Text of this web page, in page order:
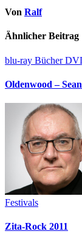
Von Ralf
Ähnlicher Beitrag
blu-ray Bücher
Oldenwood –
Festivals
Zita-Rock 2011